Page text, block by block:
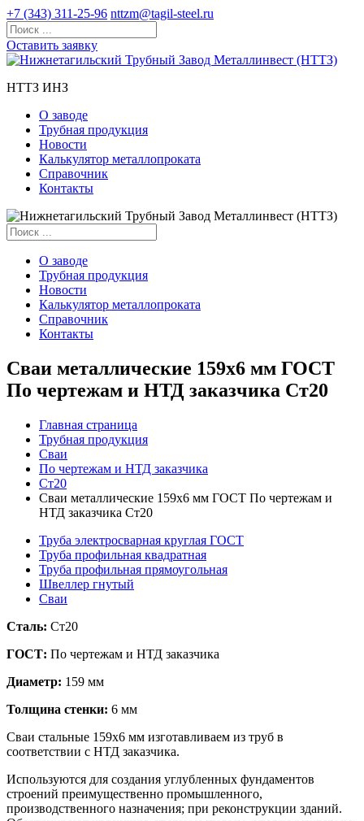
+7 (343) 311-25-96 nttzm@tagil-steel.ru
Оставить заявку
НТТЗ ИНЗ
О заводе
Трубная продукция
Новости
Калькулятор металлопроката
Справочник
Контакты
О заводе
Трубная продукция
Новости
Калькулятор металлопроката
Справочник
Контакты
Сваи металлические 159x6 мм ГОСТ
По чертежам и НТД заказчика Ст20
Главная страница
Трубная продукция
Сваи
По чертежам и НТД заказчика
Ст20
Сваи металлические 159x6 мм ГОСТ По чертежам и
НТД заказчика Ст20
Труба электросварная круглая ГОСТ
Труба профильная квадратная
Труба профильная прямоугольная
Швеллер гнутый
Сваи
Сталь: Ст20
ГОСТ: По чертежам и НТД заказчика
Диаметр: 159 мм
Толщина стенки: 6 мм
Сваи стальные 159х6 мм изготавливаем из труб в
соответствии с НТД заказчика.
Используются для создания углубленных фундаментов
строений преимущественно промышленного,
производственного назначения; при реконструкции зданий.